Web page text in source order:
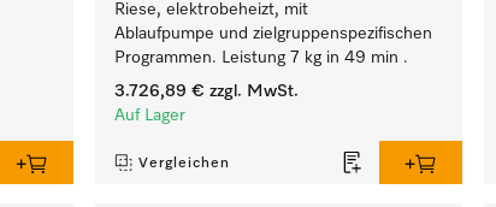
Riese, elektrobeheizt, mit
Ablaufpumpe und zielgruppenspezifischen
Programmen. Leistung 7 kg in 49 min .
3.726,89 € zzgl. MwSt.
Auf Lager
Vergleichen